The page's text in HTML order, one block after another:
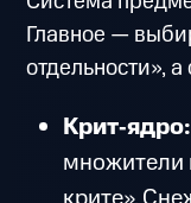
Главное —
отдельности»,
Крит‑ядро:
множители